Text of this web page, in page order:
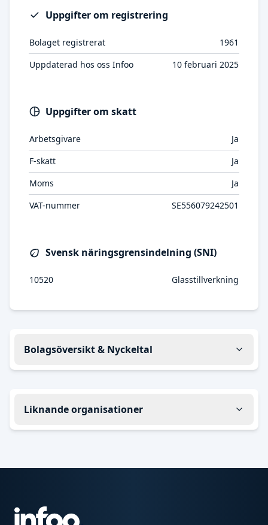
Uppgifter om registrering
Bolaget registrerat
1961
Uppdaterad hos oss Infoo
10 februari 2025
Uppgifter om skatt
Arbetsgivare
Ja
F-skatt
Ja
Moms
Ja
VAT-nummer
SE556079242501
Svensk näringsgrensindelning (SNI)
10520 Glasstillverkning
Bolagsöversikt & Nyckeltal
Liknande organisationer